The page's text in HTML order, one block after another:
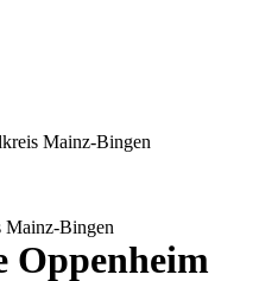
Mainz-Bingen
Mainz-Bingen
Oppenheim